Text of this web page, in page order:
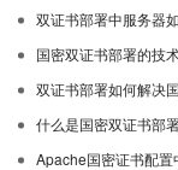
双证书部署中服务器
国密双证书部署的技
双证书部署如何解决
什么是国密双证书部
Apache国密证书配